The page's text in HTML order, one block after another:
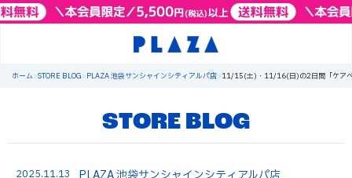
ホーム>STORE BLOG>PLAZA 池袋サンシャインシティアルパ店>11/15(土)・11/16(日)の2日間「ケア
STORE BLOG
2025.11.13